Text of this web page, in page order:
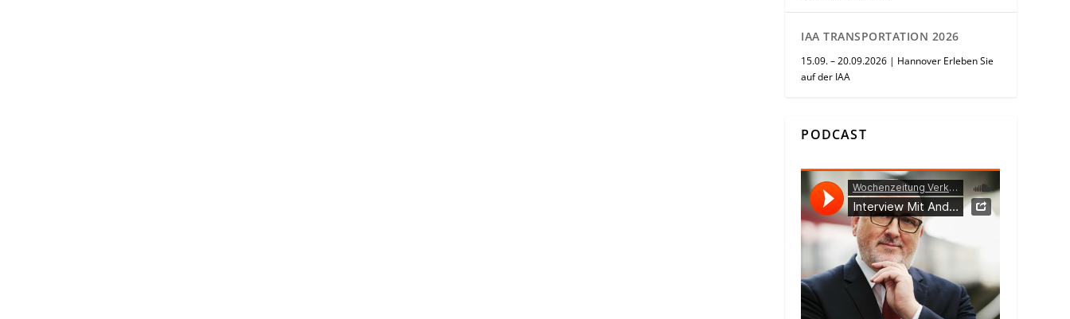
IAA TRANSPORTATION 2026
15.09. – 20.09.2026 | Hannover Erleben Sie
auf der IAA
PODCAST